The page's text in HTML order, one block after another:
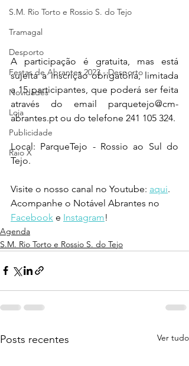
S.M. Rio Torto e Rossio S. do Tejo
Tramagal
Desporto
Festas de Abrantes 2023 - Desporto
Novidades
Loja
Publicidade
Raio X
A participação é gratuita, mas está
sujeita a inscrição obrigatória, limitada
a 15 participantes, que poderá ser feita
através do email parquetejo@cm-
abrantes.pt ou do telefone 241 105 324.
Local: ParqueTejo - Rossio ao Sul do
Tejo.
Visite o nosso canal no Youtube: aqui.
Acompanhe o Notável Abrantes no
Facebook e Instagram!
Agenda
S.M. Rio Torto e Rossio S. do Tejo
Posts recentes Ver tudo